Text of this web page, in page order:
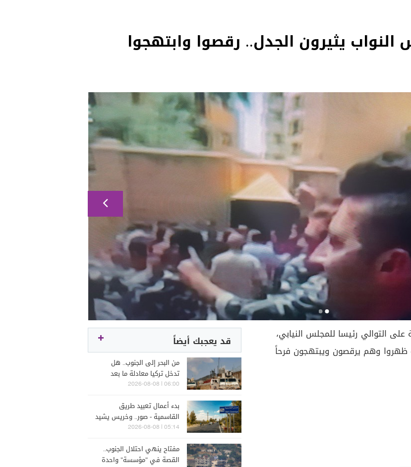
يثيرون الجدل.. رقصوا وابتهجوا
التوالي رئيسا للمجلس النيابي،
ظهروا وهم يرقصون ويبتهجون فرحاً
قد يعجبك أيضاً
من البحر إلى الجنوب.. هل
تدخل تركيا معادلة ما بعد
اليونيفيل؟
06:00 | 2026-08-08
بدء أعمال تعبيد طريق
القاسمية - صور.. وخريس يشيد
بالخطوة
05:14 | 2026-08-08
مفتاح ينهي احتلال الجنوب..
القصة في "مؤسسة" واحدة